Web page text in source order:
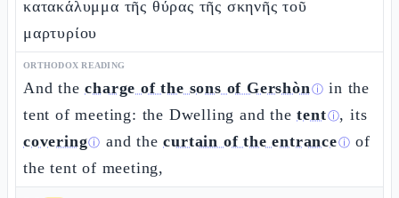
κατακάλυμμα τῆς θύρας τῆς σκηνῆς τοῦ
μαρτυρίου
ORTHODOX READING
And thecharge of the sons of Gershònⓘ in the
tent of meeting: the Dwelling and thetentⓘ, its
coveringⓘ and thecurtain of the entranceⓘ of
the tent of meeting,